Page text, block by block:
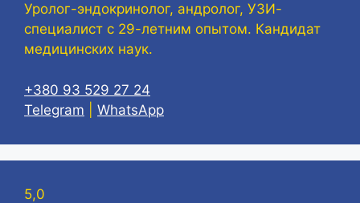
Уролог-эндокринолог, андролог, УЗИ-
специалист с 29-летним опытом. Кандидат
медицинских наук.
+380 93 529 27 24
Telegram
WhatsApp
5,0